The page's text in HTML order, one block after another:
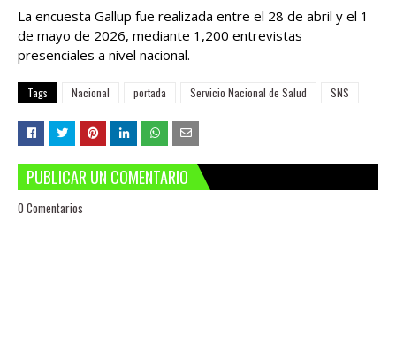
La encuesta Gallup fue realizada entre el 28 de abril y el 1
de mayo de 2026, mediante 1,200 entrevistas
presenciales a nivel nacional.
Tags Nacional portada Servicio Nacional de Salud SNS
PUBLICAR UN COMENTARIO
0 Comentarios